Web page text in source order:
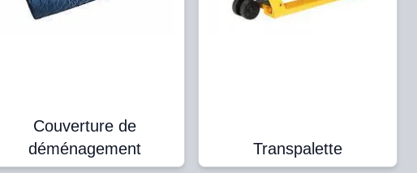
Couverture de
déménagement
Transpalette